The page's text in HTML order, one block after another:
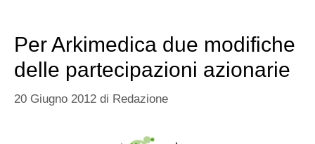
Per Arkimedica due modifiche
delle partecipazioni azionarie
20 Giugno 2012 di Redazione